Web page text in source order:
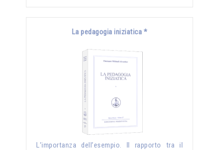
La pedagogia iniziatica *
L’importanza dell’esempio. Il rapporto tra il